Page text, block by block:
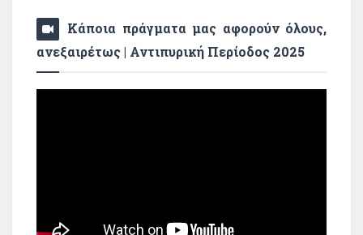
Κάποια πράγματα μας αφορούν όλους,
ανεξαιρέτως | Αντιπυρική Περίοδος 2025